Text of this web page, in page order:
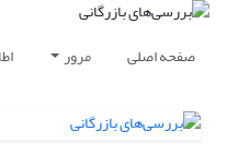
صفحه اصلی مرور